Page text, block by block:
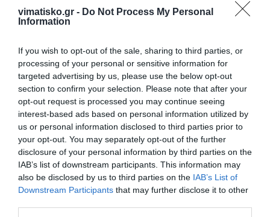
vimatisko.gr - Do Not Process My Personal
Information
If you wish to opt-out of the sale, sharing to third parties, or
processing of your personal or sensitive information for
targeted advertising by us, please use the below opt-out
section to confirm your selection. Please note that after your
opt-out request is processed you may continue seeing
interest-based ads based on personal information utilized by
us or personal information disclosed to third parties prior to
your opt-out. You may separately opt-out of the further
disclosure of your personal information by third parties on the
IAB’s list of downstream participants. This information may
also be disclosed by us to third parties on the IAB’s List of
Downstream Participants that may further disclose it to other
του Τ.Κ.Φ. που θα πλήρωναν κανονικά.
Με το άρθρο 162 η παραγραφή των οικονομικών
απαιτήσεων των δήμων επεκτείνεται σε διάστημα
5 + 5 = 10 ετών ενώ καθιερώνεται το ουσιαστικά
απαράγραπτο των απαιτήσεών τους (…από τη
γένεση της υποχρέωσής τους) εναντίον όσων
ιδιοκτητών ακινήτων για οποιοδήποτε λόγο
(άγνοια, ασθένεια, απουσία στο εξωτερικό κλπ.)
δεν υπέβαλαν δήλωση, ή ο Δήμος θεωρεί ότι τα
δηλωθέντα στοιχεία ήταν ελλιπή.
Με το άρθρο 199 παρ. 3 καθιερώνονται πολυετείς